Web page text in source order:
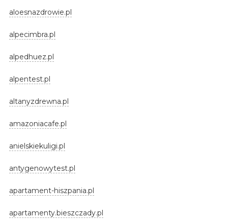
aloesnazdrowie.pl
alpecimbra.pl
alpedhuez.pl
alpentest.pl
altanyzdrewna.pl
amazoniacafe.pl
anielskiekuligi.pl
antygenowytest.pl
apartament-hiszpania.pl
apartamenty.bieszczady.pl